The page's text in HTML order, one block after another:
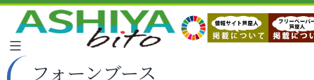
フォーンブース